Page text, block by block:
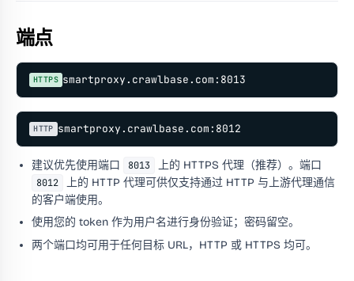
端点
HTTPS smartproxy.crawlbase.com:8013
HTTP smartproxy.crawlbase.com:8012
建议优先使用端口 8013 上的 HTTPS 代理（推荐）。端口
8012
上的 HTTP 代理可供仅支持通过 HTTP 与上游代理通信
的客户端使用。
使用您的 token 作为用户名进行身份验证；密码留空。
两个端口均可用于任何目标 URL，HTTP 或 HTTPS 均可。